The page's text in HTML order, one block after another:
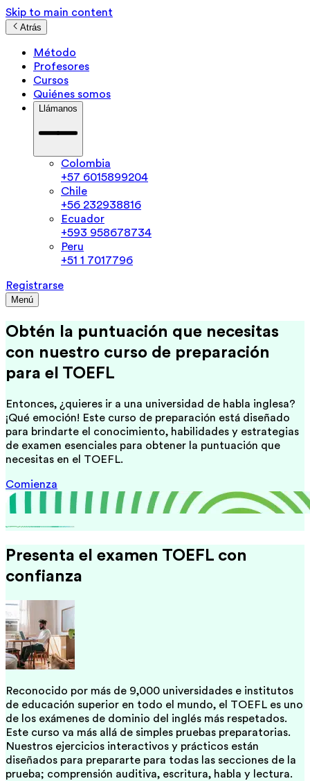
Skip to main content
Atrás
Método
Profesores
Cursos
Quiénes somos
Llámanos
Colombia
+57 6015899204
Chile
+56 232938816
Ecuador
+593 958678734
Peru
+51 1 7017796
Registrarse
Menú
Obtén la puntuación que necesitas
con nuestro curso de preparación
para el TOEFL
Entonces, ¿quieres ir a una universidad de habla inglesa?
¡Qué emoción! Este curso de preparación está diseñado
para brindarte el conocimiento, habilidades y estrategias
de examen esenciales para obtener la puntuación que
necesitas en el TOEFL.
Comienza
Presenta el examen TOEFL con
confianza
Reconocido por más de 9,000 universidades e institutos
de educación superior en todo el mundo, el TOEFL es uno
de los exámenes de dominio del inglés más respetados.
Este curso va más allá de simples pruebas preparatorias.
Nuestros ejercicios interactivos y prácticos están
diseñados para prepararte para todas las secciones de la
prueba; comprensión auditiva, escritura, habla y lectura.